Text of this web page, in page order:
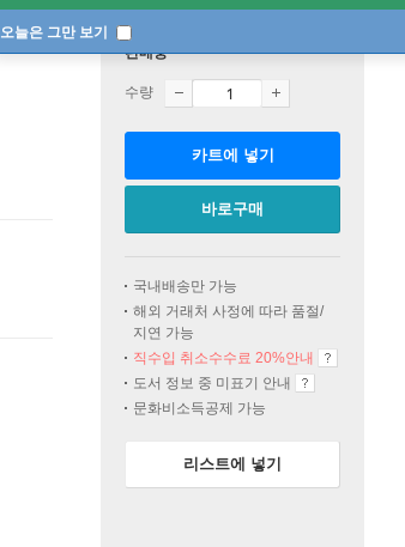
오늘은 그만 보기
판매중
수량
카트에 넣기
바로구매
국내배송만 가능
해외 거래처 사정에 따라 품절/
지연 가능
직수입 취소수수료 20%안내
도서 정보 중 미표기 안내
문화비소득공제 가능
리스트에 넣기